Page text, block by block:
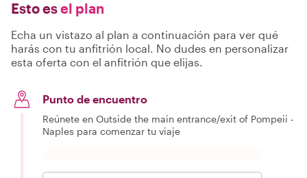
Esto esel plan
Echa un vistazo al plan a continuación para ver qué
harás con tu anfitrión local. No dudes en personalizar
esta oferta con el anfitrión que elijas.
Punto de encuentro
Reúnete en Outside the main entrance/exit of Pompeii -
Naples para comenzar tu viaje